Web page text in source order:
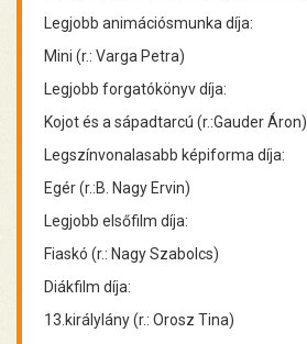
Legjobb animációsmunka díja:
Mini (r.: Varga Petra)
Legjobb forgatókönyv díja:
Kojot és a sápadtarcú (r.:Gauder Áron)
Legszínvonalasabb képiforma díja:
Egér (r.:B. Nagy Ervin)
Legjobb elsőfilm díja:
Fiaskó (r.: Nagy Szabolcs)
Diákfilm díja:
13.királylány (r.: Orosz Tina)